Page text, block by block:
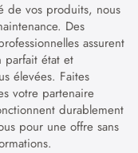
de vos produits, nous
Des
assurent
parfait état et
élevées. Faites
votre partenaire
durablement
pour une offre sans